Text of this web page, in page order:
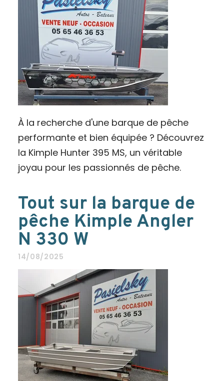
À la recherche d'une barque de pêche
performante et bien équipée ? Découvrez
la Kimple Hunter 395 MS, un véritable
joyau pour les passionnés de pêche.
Tout sur la barque de
pêche Kimple Angler
N 330 W
14/08/2025